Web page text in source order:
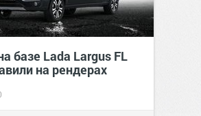
базе Lada Largus FL
на рендерах